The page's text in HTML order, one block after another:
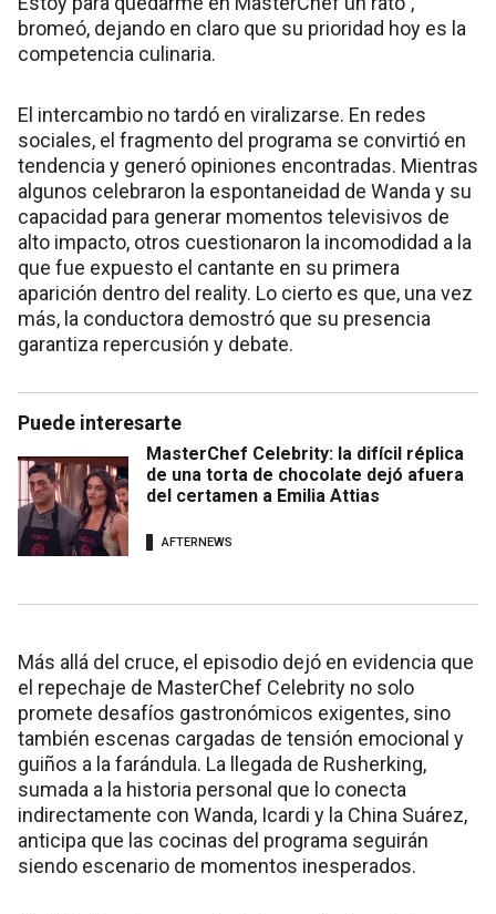
bromeó, dejando en claro que su prioridad hoy es la
competencia culinaria.
El intercambio no tardó en viralizarse. En redes
sociales, el fragmento del programa se convirtió en
tendencia y generó opiniones encontradas. Mientras
algunos celebraron la espontaneidad de Wanda y su
capacidad para generar momentos televisivos de
alto impacto, otros cuestionaron la incomodidad a la
que fue expuesto el cantante en su primera
aparición dentro del reality. Lo cierto es que, una vez
más, la conductora demostró que su presencia
garantiza repercusión y debate.
Puede interesarte
MasterChef Celebrity: la difícil réplica
de una torta de chocolate dejó afuera
del certamen a Emilia Attias
AFTERNEWS
Más allá del cruce, el episodio dejó en evidencia que
el repechaje de MasterChef Celebrity no solo
promete desafíos gastronómicos exigentes, sino
también escenas cargadas de tensión emocional y
guiños a la farándula. La llegada de Rusherking,
sumada a la historia personal que lo conecta
indirectamente con Wanda, Icardi y la China Suárez,
anticipa que las cocinas del programa seguirán
siendo escenario de momentos inesperados.